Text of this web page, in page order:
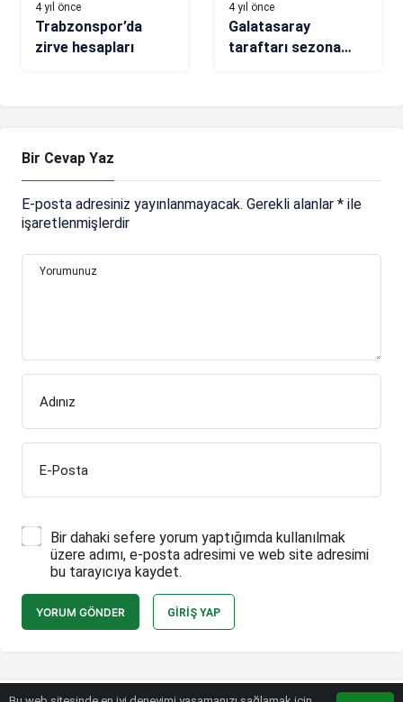
4 yıl önce
Trabzonspor’da
zirve hesapları
4 yıl önce
Galatasaray
taraftarı sezona
Bir Cevap Yaz
E-posta adresiniz yayınlanmayacak. Gerekli alanlar * ile
işaretlenmişlerdir
Yorumunuz
Adınız
E-Posta
Bir dahaki sefere yorum yaptığımda kullanılmak
üzere adımı, e-posta adresimi ve web site adresimi
bu tarayıcıya kaydet.
YORUM GÖNDER GIRIŞ YAP